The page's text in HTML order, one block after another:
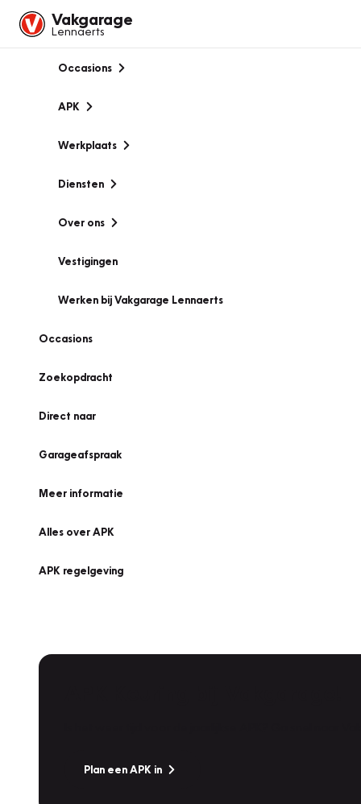
Vakgarage
Lennaerts
Occasions
APK
Werkplaats
Diensten
Over ons
Vestigingen
Werken bij Vakgarage Lennaerts
Occasions
Zoekopdracht
Direct naar
Garageafspraak
Meer informatie
Alles over APK
APK regelgeving
Plan een APK in